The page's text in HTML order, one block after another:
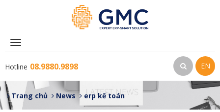
Toggle
Hotline 08.9880.9898 EN
Trang chủ News erp kế toán